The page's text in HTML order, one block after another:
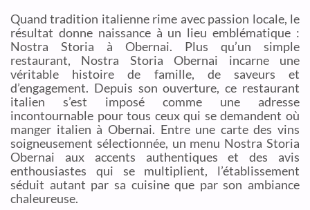
Quand tradition italienne rime avec passion locale, le
résultat donne naissance à un lieu emblématique :
Nostra Storia à Obernai. Plus qu’un simple
restaurant, Nostra Storia Obernai incarne une
véritable histoire de famille, de saveurs et
d’engagement. Depuis son ouverture, ce restaurant
italien s’est imposé comme une adresse
incontournable pour tous ceux qui se demandent où
manger italien à Obernai. Entre une carte des vins
soigneusement sélectionnée, un menu Nostra Storia
Obernai aux accents authentiques et des avis
enthousiastes qui se multiplient, l’établissement
séduit autant par sa cuisine que par son ambiance
chaleureuse.